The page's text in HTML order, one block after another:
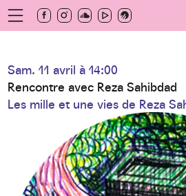
contenu
Sam. 11 avril à 14:00
Rencontre avec Reza Sahibdad
Les mille et une vies de Reza